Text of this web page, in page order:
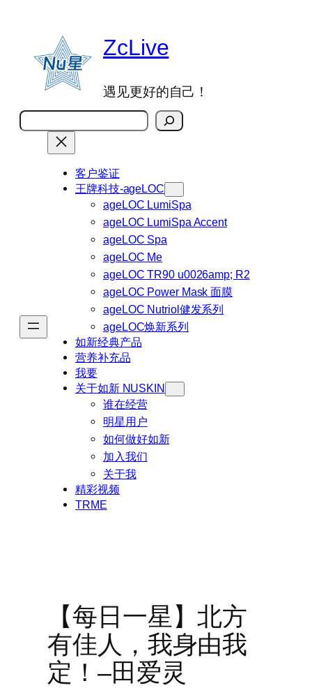
ZcLive
遇见更好的自己！
搜
索
客户鉴证
王牌科技-ageLOC
ageLOC LumiSpa
ageLOC LumiSpa Accent
ageLOC Spa
ageLOC Me
ageLOC TR90 u0026amp; R2
ageLOC Power Mask 面膜
ageLOC Nutriol健发系列
ageLOC焕新系列
如新经典产品
营养补充品
我要
关于如新 NUSKIN
谁在经营
明星用户
如何做好如新
加入我们
关于我
精彩视频
TRME
【每日一星】北方
有佳人，我身由我
定！–田爱灵